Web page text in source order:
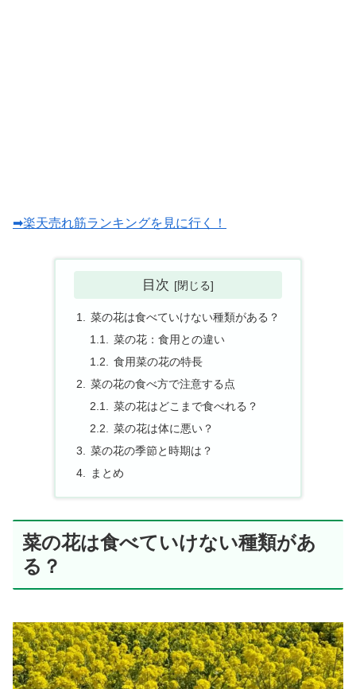
➡楽天売れ筋ランキングを見に行く！
目次
菜の花は食べていけない種類がある？
菜の花：食用との違い
食用菜の花の特長
菜の花の食べ方で注意する点
菜の花はどこまで食べれる？
菜の花は体に悪い？
菜の花の季節と時期は？
まとめ
菜の花は食べていけない種類があ
る？